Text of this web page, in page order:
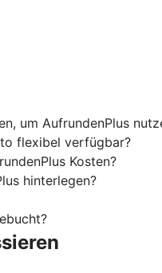
um AufrundenPlus
flexibel verfügbar?
Kosten?
hinterlegen?